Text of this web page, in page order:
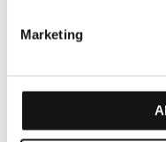
Marketing